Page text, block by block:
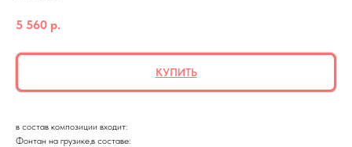
5 560 р.
КУПИТЬ
в состав композиции входит:
Фонтан на грузике,в составе: